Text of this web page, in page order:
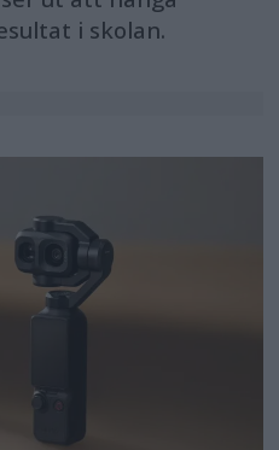
i skolan.